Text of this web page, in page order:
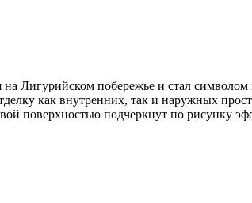
Лигурийском побережье и стал
как внутренних, так и наружных
поверхностью подчеркнут по рисунку